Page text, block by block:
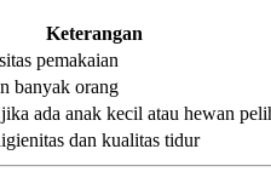
Keterangan
pemakaian
banyak orang
ada anak kecil atau hewan
dan kualitas tidur